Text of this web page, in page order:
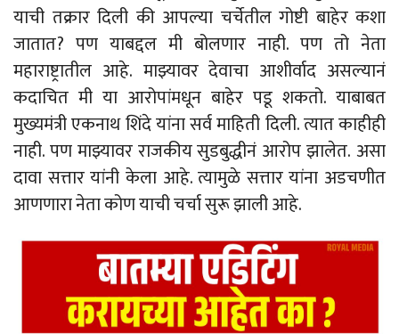
याची तक्रार दिली की आपल्या चर्चेतील गोष्टी बाहेर कशा
जातात? पण याबद्दल मी बोलणार नाही. पण तो नेता
महाराष्ट्रातील आहे. माझ्यावर देवाचा आशीर्वाद असल्यानं
कदाचित मी या आरोपांमधून बाहेर पडू शकतो. याबाबत
मुख्यमंत्री एकनाथ शिंदे यांना सर्व माहिती दिली. त्यात काहीही
नाही. पण माझ्यावर राजकीय सुडबुद्धीनं आरोप झालेत. असा
दावा सत्तार यांनी केला आहे. त्यामुळे सत्तार यांना अडचणीत
आणणारा नेता कोण याची चर्चा सुरू झाली आहे.